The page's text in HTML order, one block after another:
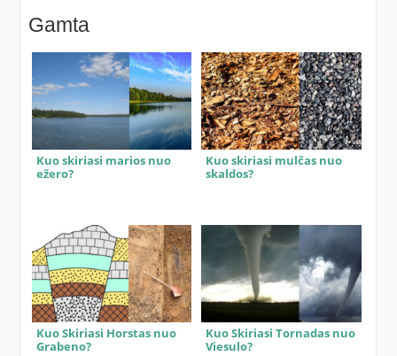
Gamta
Kuo skiriasi marios nuo
ežero?
Kuo skiriasi mulčas nuo
skaldos?
Kuo Skiriasi Horstas nuo
Grabeno?
Kuo Skiriasi Tornadas nuo
Viesulo?